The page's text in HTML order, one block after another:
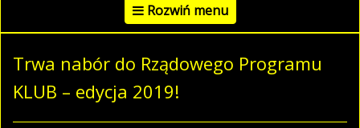
Rozwiń menu
Trwa nabór do Rządowego Programu
KLUB – edycja 2019!